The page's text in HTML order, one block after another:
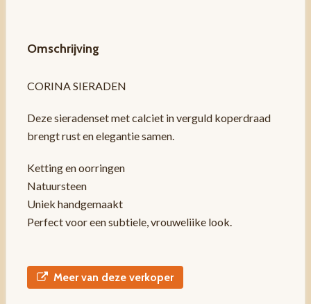
Omschrijving
CORINA SIERADEN
Deze sieradenset met calciet in verguld koperdraad
brengt rust en elegantie samen.
Ketting en oorringen
Natuursteen
Uniek handgemaakt
Perfect voor een subtiele, vrouweliike look.
Meer van deze verkoper